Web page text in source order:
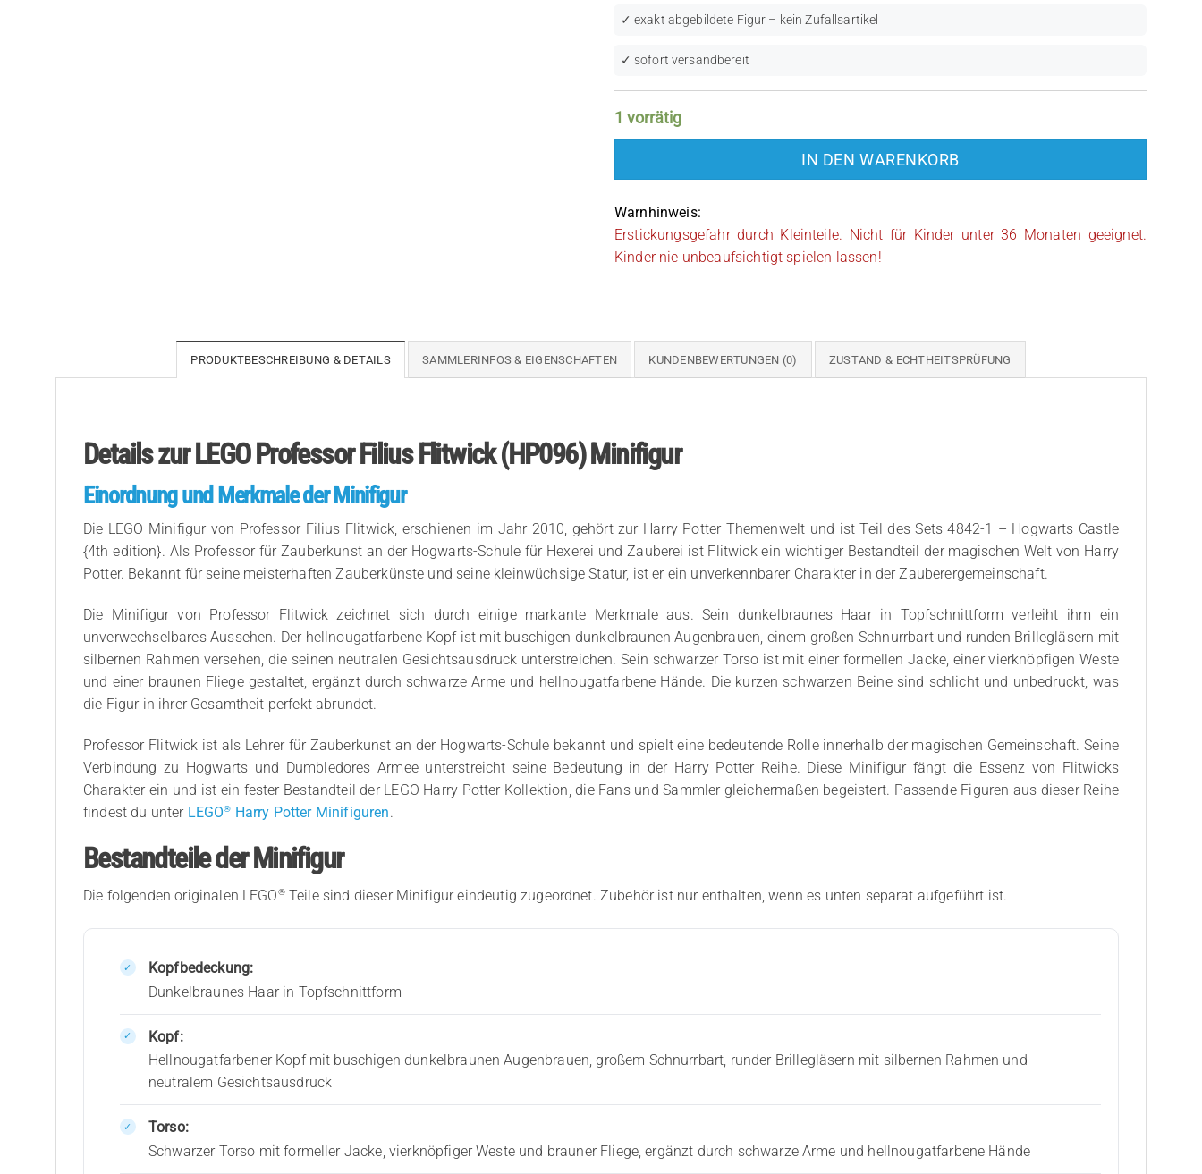
✓ exakt abgebildete Figur – kein Zufallsartikel
✓ sofort versandbereit
1 vorrätig
IN DEN WARENKORB
Warnhinweis:
Erstickungsgefahr durch Kleinteile. Nicht für Kinder unter 36 Monaten geeignet.
Kinder nie unbeaufsichtigt spielen lassen!
PRODUKTBESCHREIBUNG & DETAILS SAMMLERINFOS & EIGENSCHAFTEN KUNDENBEWERTUNGEN (0) ZUSTAND & ECHTHEITSPRÜFUNG
Details zur LEGO Professor Filius Flitwick (HP096) Minifigur
Einordnung und Merkmale der Minifigur
Die LEGO Minifigur von Professor Filius Flitwick, erschienen im Jahr 2010, gehört zur Harry Potter Themenwelt und ist Teil des Sets 4842-1 – Hogwarts Castle
{4th edition}. Als Professor für Zauberkunst an der Hogwarts-Schule für Hexerei und Zauberei ist Flitwick ein wichtiger Bestandteil der magischen Welt von Harry
Potter. Bekannt für seine meisterhaften Zauberkünste und seine kleinwüchsige Statur, ist er ein unverkennbarer Charakter in der Zauberergemeinschaft.
Die Minifigur von Professor Flitwick zeichnet sich durch einige markante Merkmale aus. Sein dunkelbraunes Haar in Topfschnittform verleiht ihm ein
unverwechselbares Aussehen. Der hellnougatfarbene Kopf ist mit buschigen dunkelbraunen Augenbrauen, einem großen Schnurrbart und runden Brillegläsern mit
silbernen Rahmen versehen, die seinen neutralen Gesichtsausdruck unterstreichen. Sein schwarzer Torso ist mit einer formellen Jacke, einer vierknöpfigen Weste
und einer braunen Fliege gestaltet, ergänzt durch schwarze Arme und hellnougatfarbene Hände. Die kurzen schwarzen Beine sind schlicht und unbedruckt, was
die Figur in ihrer Gesamtheit perfekt abrundet.
Professor Flitwick ist als Lehrer für Zauberkunst an der Hogwarts-Schule bekannt und spielt eine bedeutende Rolle innerhalb der magischen Gemeinschaft. Seine
Verbindung zu Hogwarts und Dumbledores Armee unterstreicht seine Bedeutung in der Harry Potter Reihe. Diese Minifigur fängt die Essenz von Flitwicks
Charakter ein und ist ein fester Bestandteil der LEGO Harry Potter Kollektion, die Fans und Sammler gleichermaßen begeistert. Passende Figuren aus dieser Reihe
findest du unter LEGO® Harry Potter Minifiguren.
Bestandteile der Minifigur
Die folgenden originalen LEGO®Teile sind dieser Minifigur eindeutig zugeordnet. Zubehör ist nur enthalten, wenn es unten separat aufgeführt ist.
Kopfbedeckung:
Dunkelbraunes Haar in Topfschnittform
Kopf:
Hellnougatfarbener Kopf mit buschigen dunkelbraunen Augenbrauen, großem Schnurrbart, runder Brillegläsern mit silbernen Rahmen und
neutralem Gesichtsausdruck
Torso:
Schwarzer Torso mit formeller Jacke, vierknöpfiger Weste und brauner Fliege, ergänzt durch schwarze Arme und hellnougatfarbene Hände